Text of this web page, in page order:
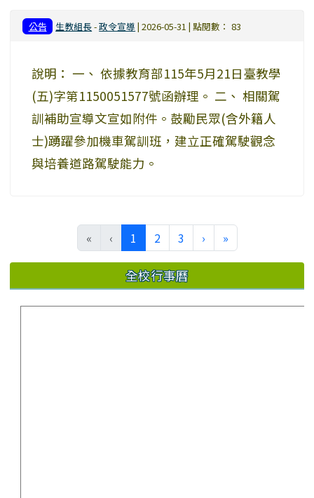
公告 生教組長-政令宣導 | 2026-05-31 | 點閱數： 83
說明： 一、 依據教育部115年5月21日臺教學
(五)字第1150051577號函辦理。 二、 相關駕
訓補助宣導文宣如附件。鼓勵民眾(含外籍人
士)踴躍參加機車駕訓班，建立正確駕駛觀念
與培養道路駕駛能力。
« ‹ 1 (current)
2 3 › »
全校行事曆